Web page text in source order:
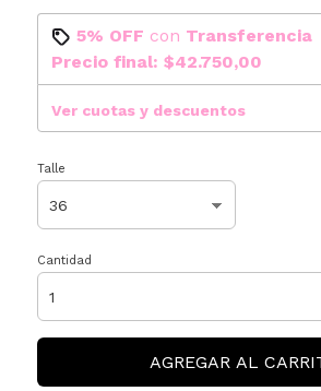
5% OFF con Transferencia
Precio final: $42.750,00
Ver cuotas y descuentos
Talle
Cantidad
AGREGAR AL